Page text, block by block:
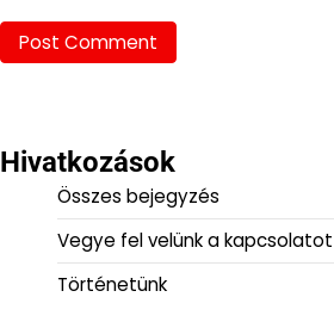
Hivatkozások
Összes bejegyzés
Vegye fel velünk a kapcsolatot
Történetünk